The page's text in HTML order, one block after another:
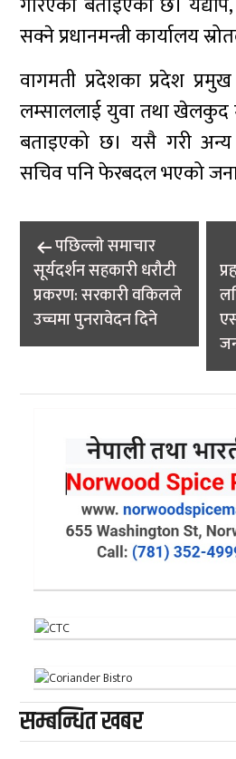
सक्ने प्रधानमन्त्री कार्यालय
वागमती प्रदेशका प्रदेश
लम्साललाई युवा तथा खेलकुद
बताइएको छ। यसै गरी
सचिव पनि फेरबदल भएको
Post
navigation
पछिल्लाे समाचार
सूर्यदर्शन सहकारी धरौटी
प्रकरण: सरकारी वकिलले
उच्चमा पुनरावेदन दिने
सम्बन्धित खबर